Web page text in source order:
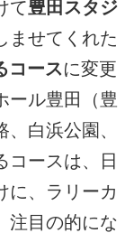
て豊田スタジ
ませてくれた
コースに変更
ール豊田（豊
白浜公園、
コースは、日
に、ラリーカ
注目の的にな